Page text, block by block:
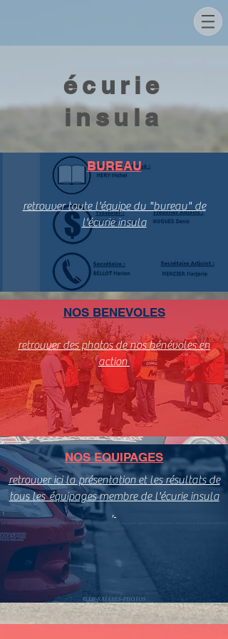
écurie
insula
BUREAU
retrouver toute l'équipe du "bureau" de
l'écurie insula
NOS BENEVOLES
retrouver des photos de nos bénévoles en
action
NOS EQUIPAGES
retrouver ici la présentation et les résultats de
tous les équipages membre de l'écurie insula
,